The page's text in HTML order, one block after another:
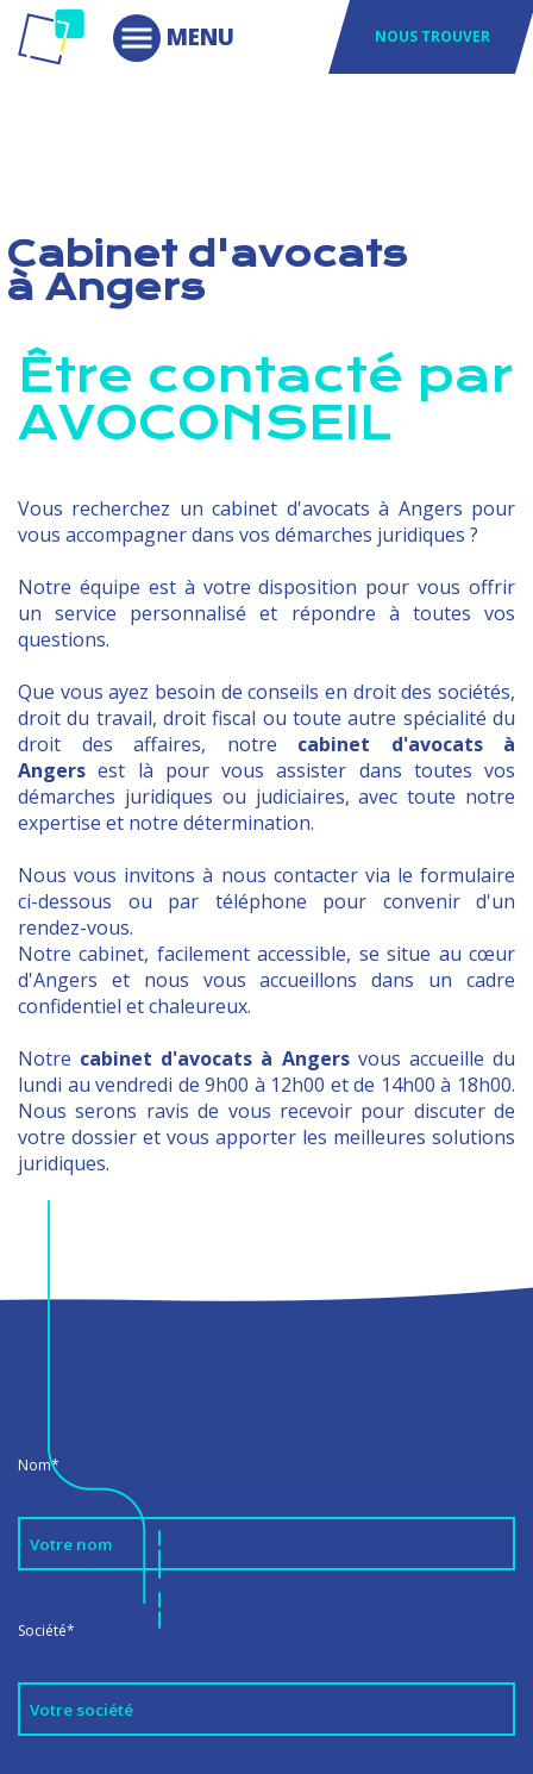
NOUS TROUVER
Cabinet d'avocats
à Angers
Être contacté par
AVOCONSEIL
Vous recherchez un cabinet d'avocats à Angers pour
vous accompagner dans vos démarches juridiques ?
Notre équipe est à votre disposition pour vous offrir
un service personnalisé et répondre à toutes vos
questions.
Que vous ayez besoin de conseils en droit des sociétés,
droit du travail, droit fiscal ou toute autre spécialité du
droit des affaires, notre cabinet d'avocats à
Angers est là pour vous assister dans toutes vos
démarches juridiques ou judiciaires, avec toute notre
expertise et notre détermination.
Nous vous invitons à nous contacter via le formulaire
ci-dessous ou par téléphone pour convenir d'un
rendez-vous.
Notre cabinet, facilement accessible, se situe au cœur
d'Angers et nous vous accueillons dans un cadre
confidentiel et chaleureux.
Notre cabinet d'avocats à Angersvous accueille du
lundi au vendredi de 9h00 à 12h00 et de 14h00 à 18h00.
Nous serons ravis de vous recevoir pour discuter de
votre dossier et vous apporter les meilleures solutions
juridiques.
Nom*
Société*